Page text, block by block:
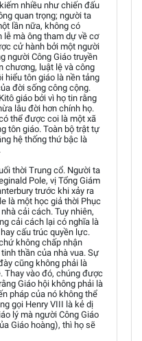
nhiều như chiến đấu
quan trọng; người ta
lần nữa, không có
lễ mà ông tham dự về cơ
cử hành bởi một người
người Công Giáo truyền
chương, luật lệ và công
hiểu tôn giáo là nền tảng
đời sống công cộng.
giáo bởi vì họ tin rằng
lâu đời hơn chính họ.
thể được coi là một xã
tôn giáo. Toàn bộ trật tự
hệ thống thứ bậc là
thời Trung cổ. Người ta
Pole, vị Tổng Giám
trước khi xảy ra
là một học giả thời Phục
cải cách. Tuy nhiên,
cải cách lại có nghĩa là
cấu trúc quyền lực.
không chấp nhận
thần của nhà vua. Sự
cũng không phải là
Thay vào đó, chúng được
Giáo hội không phải là
pháp của nó không thể
gọi Henry VIII là kẻ dị
lý mà người Công Giáo
Giáo hoàng), thì họ sẽ